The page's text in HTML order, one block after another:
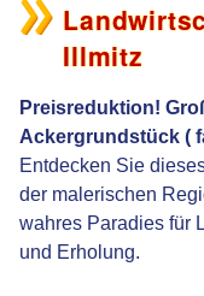
Illmitz
Preisreduktion!
Ackergrundstück (
Entdecken Sie
der malerischen
wahres Paradies für
und Erholung.